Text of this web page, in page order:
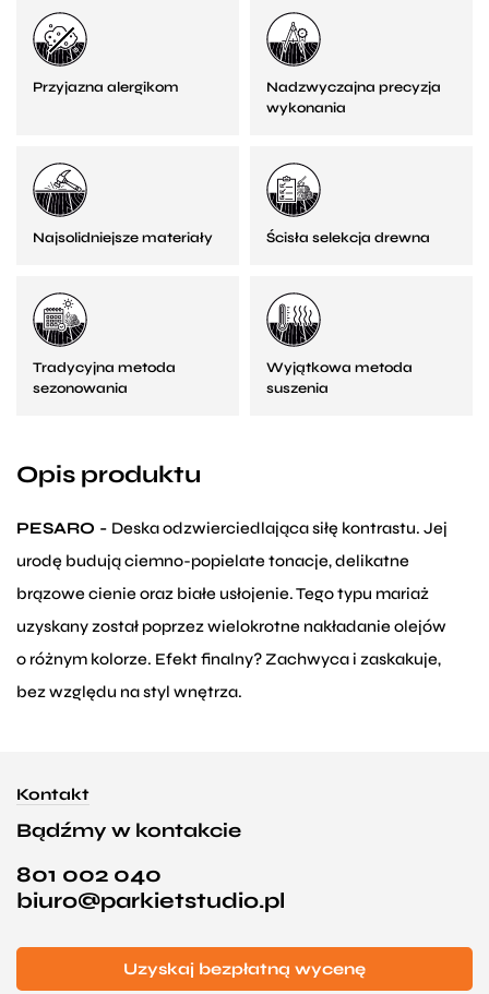
Przyjazna alergikom
Nadzwyczajna precyzja
wykonania
Najsolidniejsze materiały Ścisła selekcja drewna
Tradycyjna metoda
sezonowania
Wyjątkowa metoda
suszenia
Opis produktu
PESARO - Deska odzwierciedlająca siłę kontrastu. Jej
urodę budują ciemno-popielate tonacje, delikatne
brązowe cienie oraz białe usłojenie. Tego typu mariaż
uzyskany został poprzez wielokrotne nakładanie olejów
o różnym kolorze. Efekt finalny? Zachwyca i zaskakuje,
bez względu na styl wnętrza.
Kontakt
Bądźmy w kontakcie
801 002 040
biuro@parkietstudio.pl
Uzyskaj bezpłatną wycenę